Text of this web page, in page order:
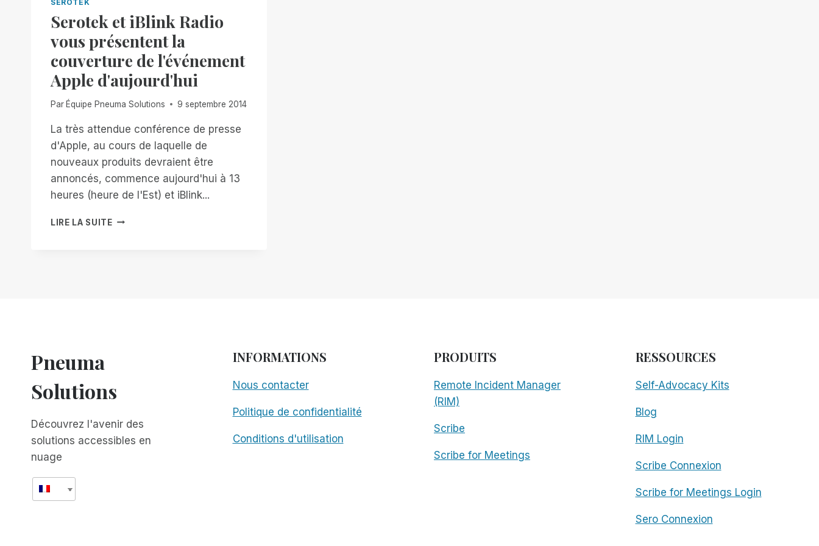
SEROTEK
Serotek et iBlink Radio
vous présentent la
couverture de l'événement
Apple d'aujourd'hui
ParÉquipe Pneuma Solutions 9 septembre 2014
La très attendue conférence de presse
d'Apple, au cours de laquelle de
nouveaux produits devraient être
annoncés, commence aujourd'hui à 13
heures (heure de l'Est) et iBlink...
LIRE LA SUITESEROTEK
Pneuma
Solutions
Découvrez l'avenir des
solutions accessibles en
nuage
INFORMATIONS
Nous contacter
Politique de confidentialité
Conditions d'utilisation
PRODUITS
Remote Incident Manager
(RIM)
Scribe
Scribe for Meetings
RESSOURCES
Self-Advocacy Kits
Blog
RIM Login
Scribe Connexion
Scribe for Meetings Login
Sero Connexion